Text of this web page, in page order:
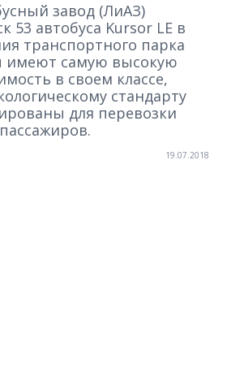
завод (ЛиАЗ)
53 автобуса Kursor LE в
транспортного парка
имеют самую высокую
в своем классе,
стандарту
для перевозки
19.07.2018